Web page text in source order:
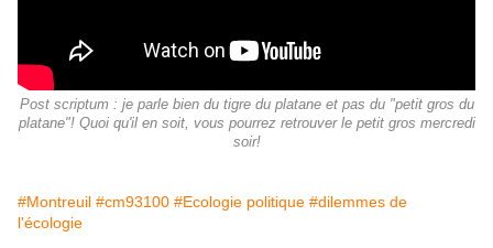
Post scriptum : je parle bien du tigre du platane et pas du "petit gros du
platane"! Quoi qu'il en soit, vous pourrez retrouver le petit gros mercredi
soir!
#Montreuil #cm93100 #Ecologie politique #dilemmes de
l'écologie